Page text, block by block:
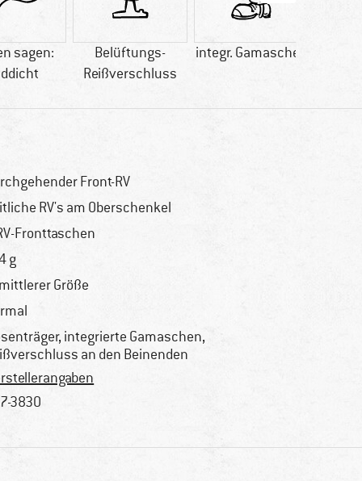
sagen:
Belüftungs-
Reißverschluss
integr. Gamaschen
Front-RV
RV's am Oberschenkel
Fronttaschen
g
Größe
integrierte Gamaschen,
an den Beinenden
3830